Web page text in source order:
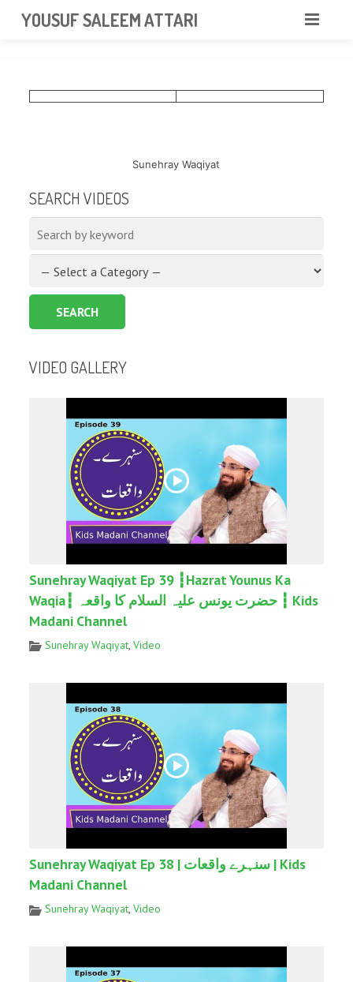
YOUSUF SALEEM ATTARI
ABOUT
GALLERY
CONTACT
Sunehray Waqiyat
SEARCH VIDEOS
VIDEO GALLERY
Sunehray Waqiyat Ep 39 ┇Hazrat Younus Ka
Waqia┇ حضرت یونس علیہ السلام کا واقعہ ┇ Kids
Madani Channel
Sunehray Waqiyat, Video
Sunehray Waqiyat Ep 38 | سنہرے واقعات | Kids
Madani Channel
Sunehray Waqiyat, Video